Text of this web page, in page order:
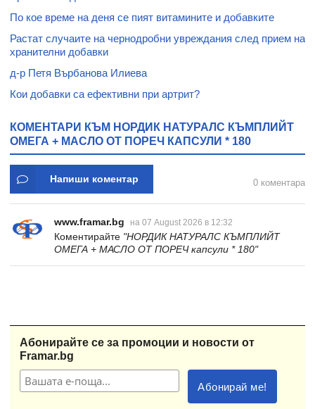
По кое време на деня се пият витамините и добавките
Растат случаите на чернодробни увреждания след прием на
хранителни добавки
д-р Петя Върбанова Илиева
Кои добавки са ефективни при артрит?
КОМЕНТАРИ КЪМ НОРДИК НАТУРАЛС КЪМПЛИЙТ
ОМЕГА + МАСЛО ОТ ПОРЕЧ КАПСУЛИ * 180
Напиши коментар 0 коментара
www.framar.bg на 07 August 2026 в 12:32
Коментирайте "НОРДИК НАТУРАЛС КЪМПЛИЙТ
ОМЕГА + МАСЛО ОТ ПОРЕЧ капсули * 180"
Абонирайте се за промоции и новости от
Framar.bg